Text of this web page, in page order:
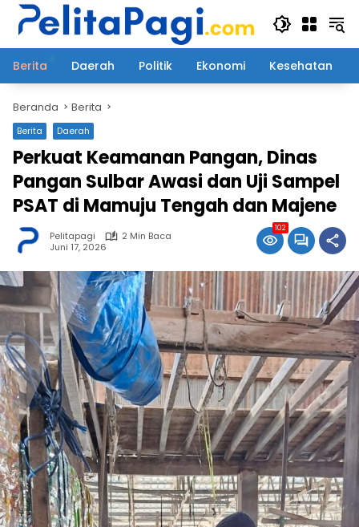
Langsung
Berita
Daerah Politik Ekonomi Kesehatan
Beranda Berita
Berita Daerah
Perkuat Keamanan Pangan, Dinas
Pangan Sulbar Awasi dan Uji Sampel
PSAT di Mamuju Tengah dan Majene
Pelitapagi
2 Min Baca
Juni 17, 2026
102